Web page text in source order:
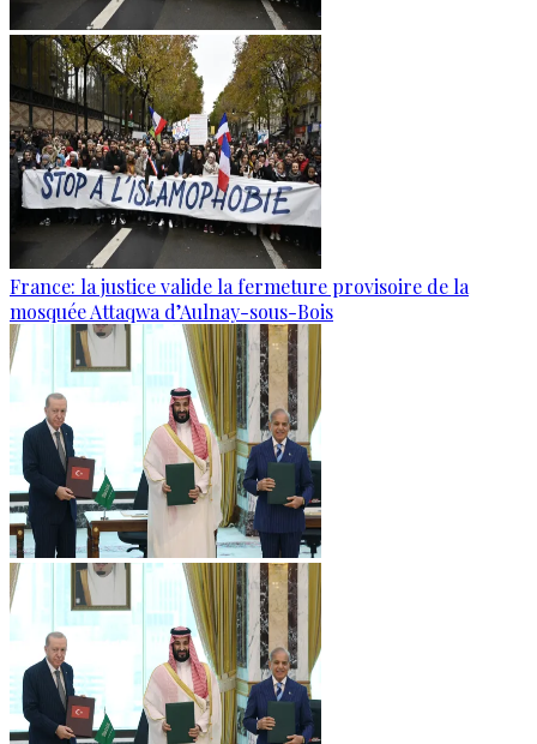
France: la justice valide la fermeture provisoire de la
mosquée Attaqwa d’Aulnay-sous-Bois